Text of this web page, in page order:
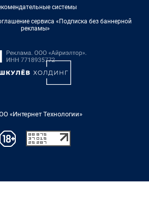
системы
сервиса «Подписка без баннерной
рекламы»
«Интернет Технологии»